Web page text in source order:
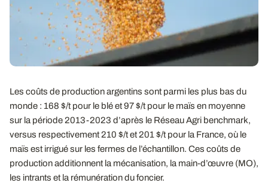
Les coûts de production argentins sont parmi les plus bas du
monde : 168 $/t pour le blé et 97 $/t pour le maïs en moyenne
sur la période 2013-2023 d’après le Réseau Agri benchmark,
versus respectivement 210 $/t et 201 $/t pour la France, où le
maïs est irrigué sur les fermes de l’échantillon. Ces coûts de
production additionnent la mécanisation, la main-d’œuvre (MO),
les intrants et la rémunération du foncier.